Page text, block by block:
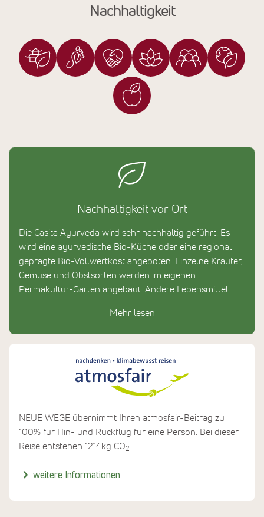
Nachhaltigkeit
Nachhaltigkeit vor Ort
Die Casita Ayurveda wird sehr nachhaltig geführt. Es
wird eine ayurvedische Bio-Küche oder eine regional
geprägte Bio-Vollwertkost angeboten. Einzelne Kräuter,
Gemüse und Obstsorten werden im eigenen
Permakultur-Garten angebaut. Andere Lebensmittel
bezogen, die ebenfalls alles selbst in zertifizierter
Es werden ausschließlich biologische Wasch- und
Reinigungsmittel verwendet. Die eigene Photovoltaik-
Mehr lesen
NEUE WEGE übernimmt Ihren atmosfair-Beitrag zu
100% für Hin- und Rückflug für eine Person. Bei dieser
Reise entstehen 1214kg CO2
weitere Informationen